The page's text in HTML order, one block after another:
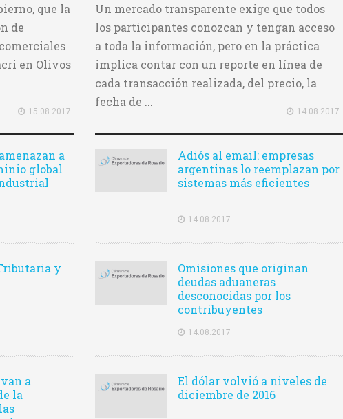
que la
de
en Olivos
15.08.2017
Un mercado transparente exige que todos
los participantes conozcan y tengan acceso
a toda la información, pero en la práctica
implica contar con un reporte en línea de
cada transacción realizada, del precio, la
fecha de ...
14.08.2017
a
global
Adiós al email: empresas
argentinas lo reemplazan por
sistemas más eficientes
14.08.2017
y
Omisiones que originan
deudas aduaneras
desconocidas por los
contribuyentes
14.08.2017
a
la
El dólar volvió a niveles de
diciembre de 2016